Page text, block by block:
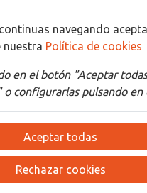
navegando
nuestra Política de cookies
en el botón "Aceptar
configurarlas pulsando
Aceptar todas
Rechazar cookies